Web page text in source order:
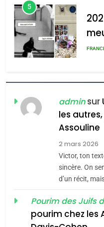
5
MA
ISRAÉL
CE
adminsur
les
Assouline
2 mars 2026
Victor, ton
sincère. On
d’un récit,
Pourim des Juifs
pourim chez les